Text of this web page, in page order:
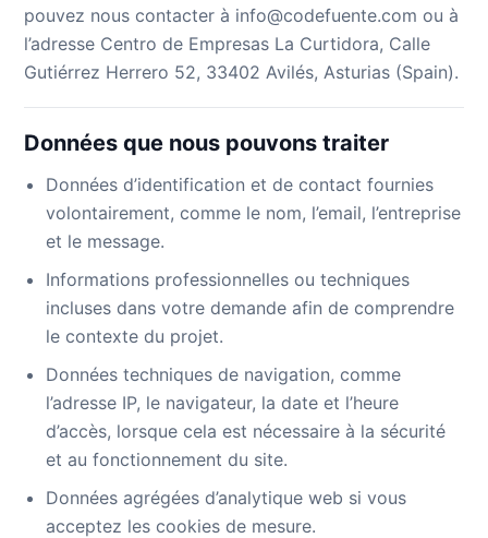
pouvez nous contacter à info@codefuente.com ou à
l’adresse Centro de Empresas La Curtidora, Calle
Gutiérrez Herrero 52, 33402 Avilés, Asturias (Spain).
Données que nous pouvons traiter
Données d’identification et de contact fournies
volontairement, comme le nom, l’email, l’entreprise
et le message.
Informations professionnelles ou techniques
incluses dans votre demande afin de comprendre
le contexte du projet.
Données techniques de navigation, comme
l’adresse IP, le navigateur, la date et l’heure
d’accès, lorsque cela est nécessaire à la sécurité
et au fonctionnement du site.
Données agrégées d’analytique web si vous
acceptez les cookies de mesure.